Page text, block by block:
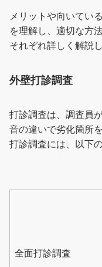
メリットや向いてい
を理解し、適切な方
それぞれ詳しく解説し
外壁打診調査
打診調査は、調査員
音の違いで劣化箇所
打診調査には、以下
全面打診調査